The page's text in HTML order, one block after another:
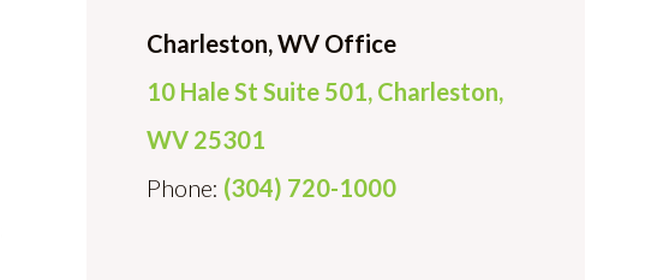
Charleston, WV Office
10 Hale St Suite 501, Charleston,
WV 25301
Phone: (304) 720-1000